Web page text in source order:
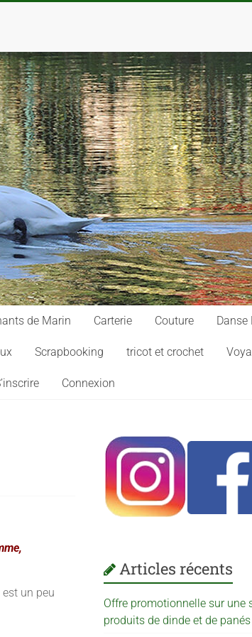
de Marin Carterie Couture Danse
Scrapbooking tricot et crochet
Connexion
un peu
Articles récents
Offre promotionnelle sur une
produits de dinde et de panés